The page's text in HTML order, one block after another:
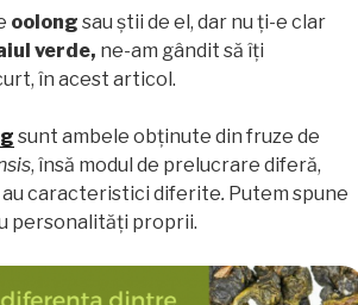
oolong sau știi de el, dar nu ți-e clar
verde, ne-am gândit să îți
în acest articol.
sunt ambele obținute din fruze de
, însă modul de prelucrare diferă,
caracteristici diferite. Putem spune
personalități proprii.